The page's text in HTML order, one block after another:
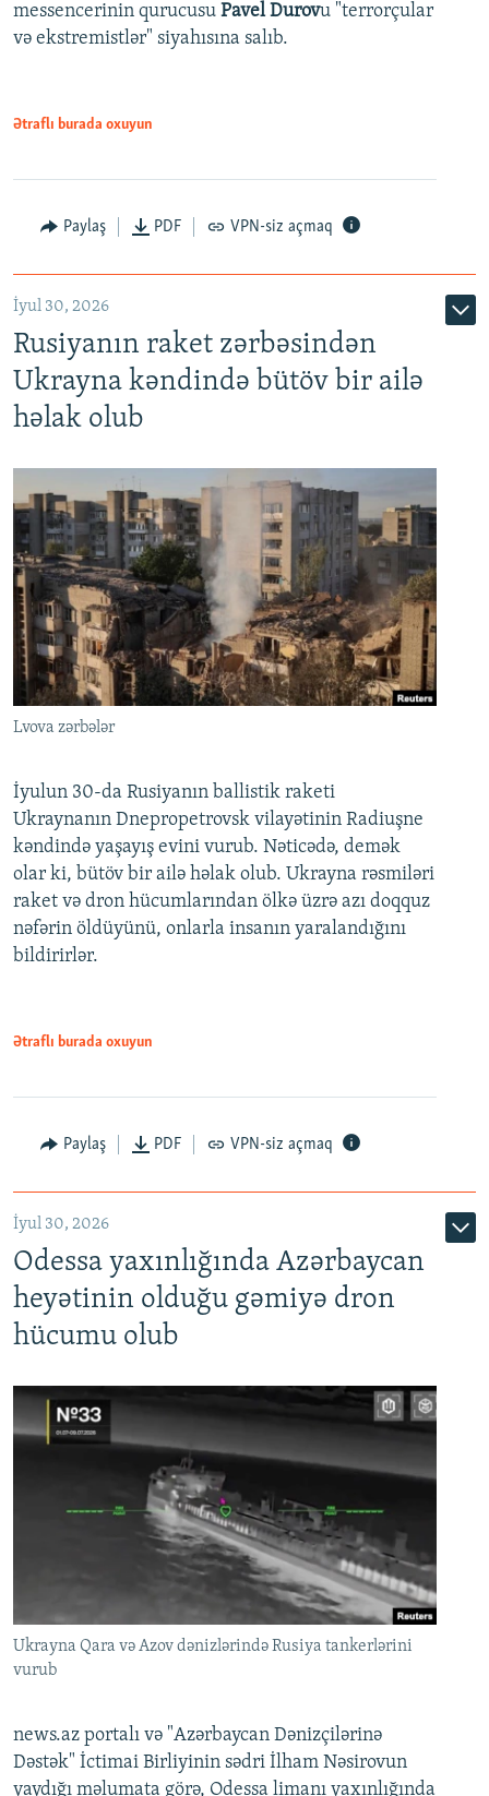
messencerinin qurucusu Pavel Durovu "terrorçular
və ekstremistlər" siyahısına salıb.
Ətraflı burada oxuyun
Paylaş PDF VPN-siz açmaq
İyul 30, 2026
Rusiyanın raket zərbəsindən
Ukrayna kəndində bütöv bir ailə
həlak olub
Lvova zərbələr
İyulun 30-da Rusiyanın ballistik raketi
Ukraynanın Dnepropetrovsk vilayətinin Radiuşne
kəndində yaşayış evini vurub. Nəticədə, demək
olar ki, bütöv bir ailə həlak olub. Ukrayna rəsmiləri
raket və dron hücumlarından ölkə üzrə azı doqquz
nəfərin öldüyünü, onlarla insanın yaralandığını
bildirirlər.
Ətraflı burada oxuyun
Paylaş PDF VPN-siz açmaq
İyul 30, 2026
Odessa yaxınlığında Azərbaycan
heyətinin olduğu gəmiyə dron
hücumu olub
Ukrayna Qara və Azov dənizlərində Rusiya tankerlərini
vurub
news.az portalı və "Azərbaycan Dənizçilərinə
Dəstək" İctimai Birliyinin sədri İlham Nəsirovun
yaydığı məlumata görə, Odessa limanı yaxınlığında